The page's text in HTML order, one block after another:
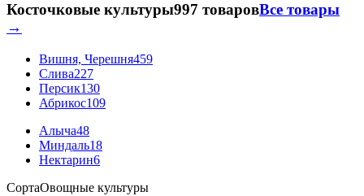
Косточковые культуры997 товаровВсе товары
→
Вишня, Черешня459
Слива227
Персик130
Абрикос109
Алыча48
Миндаль18
Нектарин6
СортаОвощные культуры